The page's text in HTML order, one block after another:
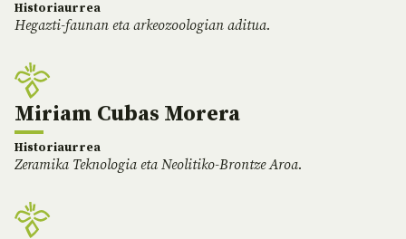
Historiaurrea
Hegazti-faunan eta arkeozoologian aditua.
Miriam Cubas Morera
Historiaurrea
Zeramika Teknologia eta Neolitiko-Brontze Aroa.